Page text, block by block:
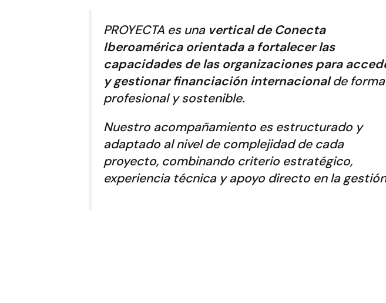
PROYECTA es una vertical de Conecta
Iberoamérica orientada a fortalecer las
capacidades de las organizaciones para
y gestionar financiación internacionalde forma
profesional y sostenible.
Nuestro acompañamiento es estructurado y
adaptado al nivel de complejidad de cada
proyecto, combinando criterio estratégico,
experiencia técnica y apoyo directo en la